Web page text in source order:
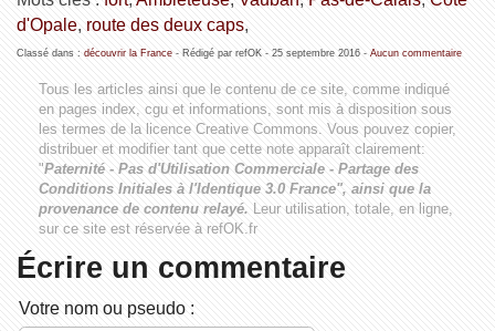
d'Opale, route des deux caps,
Classé dans : découvrir la France- Rédigé par refOK - 25 septembre 2016- Aucun commentaire
Tous les articles ainsi que le contenu de ce site, comme indiqué
en pages index, cgu et informations, sont mis à disposition sous
les termes de la licence Creative Commons . Vous pouvez copier,
distribuer et modifier tant que cette note apparaît clairement:
"Paternité - Pas d'Utilisation Commerciale - Partage des
Conditions Initiales à l'Identique 3.0 France", ainsi que la
provenance de contenu relayé.
Leur utilisation, totale, en ligne,
sur ce site est réservée à refOK.fr
Écrire un commentaire
Votre nom ou pseudo :